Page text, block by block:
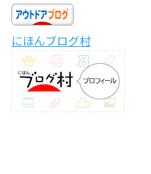
にほんブログ村